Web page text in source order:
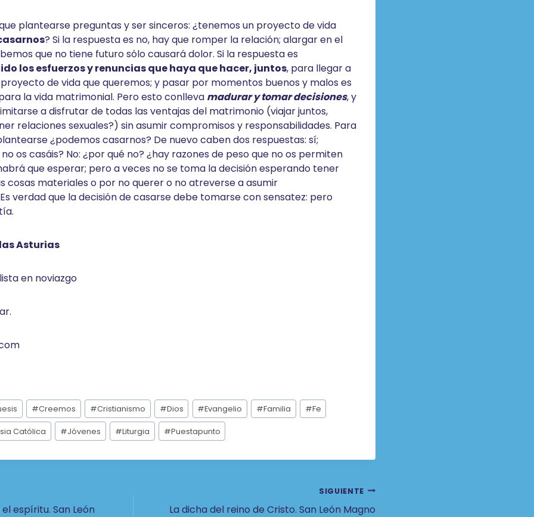
plantearse preguntas y ser sinceros: ¿tenemos un proyecto de vida
? Si la respuesta es no, hay que romper la relación; alargar en el
que no tiene futuro sólo causará dolor. Si la respuesta es
los esfuerzos y renuncias que haya que hacer, juntos, para llegar a
de vida que queremos; y pasar por momentos buenos y malos es
la vida matrimonial. Pero esto conlleva madurar y tomar decisiones, y
a disfrutar de todas las ventajas del matrimonio (viajar juntos,
relaciones sexuales?) sin asumir compromisos y responsabilidades. Para
¿podemos casarnos? De nuevo caben dos respuestas: sí;
os casáis? No: ¿por qué no? ¿hay razones de peso que no os permiten
que esperar; pero a veces no se toma la decisión esperando tener
cosas materiales o por no querer o no atreverse a asumir
verdad que la decisión de casarse debe tomarse con sensatez: pero
Asturias
en noviazgo
#Creemos #Cristianismo #Dios #Evangelio #Familia #Fe
Católica #Jóvenes #Liturgia #Puestapunto
espíritu. San León
SIGUIENTE
La dicha del reino de Cristo. San León Magno